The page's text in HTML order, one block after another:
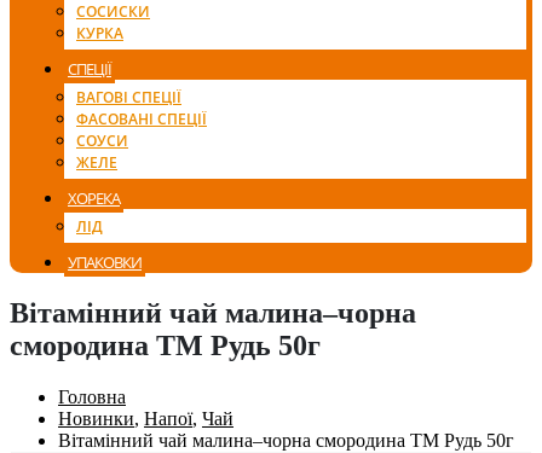
СОСИСКИ
КУРКА
СПЕЦІЇ
ВАГОВІ СПЕЦІЇ
ФАСОВАНІ СПЕЦІЇ
СОУСИ
ЖЕЛЕ
ХОРЕКА
ЛІД
УПАКОВКИ
Вітамінний чай малина–чорна
смородина ТМ Рудь 50г
Головна
Новинки, Напої, Чай
Вітамінний чай малина–чорна смородина ТМ Рудь 50г